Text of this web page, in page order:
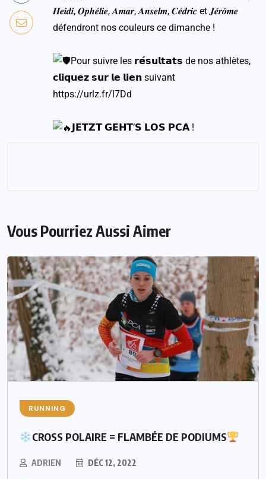
𝑯𝒆𝒊𝒅𝒊, 𝑶𝒑𝒉𝒆́𝒍𝒊𝒆, 𝑨𝒎𝒂𝒓, 𝑨𝒏𝒔𝒆𝒍𝒎, 𝑪𝒆́𝒅𝒓𝒊𝒄 et 𝑱𝒆́𝒓𝒐̂𝒎𝒆
défendront nos couleurs ce dimanche !
Pour suivre les 𝗿𝗲́𝘀𝘂𝗹𝘁𝗮𝘁𝘀 de nos athlètes,
𝗰𝗹𝗶𝗾𝘂𝗲𝘇 𝘀𝘂𝗿 𝗹𝗲 𝗹𝗶𝗲𝗻 suivant
https://urlz.fr/l7Dd
𝗝𝗘𝗧𝗭𝗧 𝗚𝗘𝗛𝗧’𝗦 𝗟𝗢𝗦 𝗣𝗖𝗔 !
Vous Pourriez Aussi Aimer
RUNNING
CROSS POLAIRE = FLAMBÉE DE PODIUMS
ADRIEN DÉC 12, 2022